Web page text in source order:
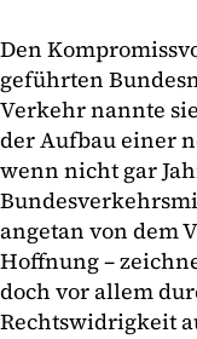
Den
geführten
Verkehr nannte
der Aufbau einer
wenn nicht gar
angetan von dem
Hoffnung –
doch vor allem
Rechtswidrigkeit